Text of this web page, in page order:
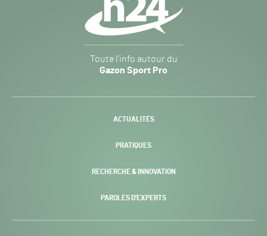
Sport
Pro
-
Toute l’info autour du
Gazon Sport Pro
PAGE
ACTUALITÉS
PRATIQUES
RECHERCHE & INNOVATION
PAROLES D’EXPERTS